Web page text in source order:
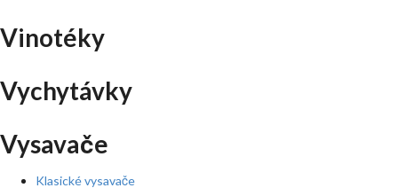
Vinotéky
Vychytávky
Vysavače
Klasické vysavače